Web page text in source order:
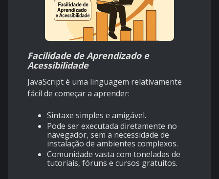
Facilidade de Aprendizado e
Acessibilidade
JavaScript é uma linguagem relativamente
fácil de começar a aprender:
Sintaxe simples e amigável.
Pode ser executada diretamente no
navegador, sem a necessidade de
instalação de ambientes complexos.
Comunidade vasta com toneladas de
tutoriais, fóruns e cursos gratuitos.